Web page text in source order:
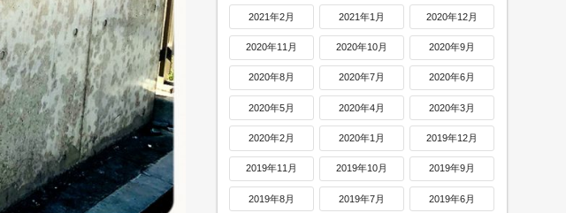
2021年2月 2021年1月 2020年12月
2020年11月 2020年10月 2020年9月
2020年8月 2020年7月 2020年6月
2020年5月 2020年4月 2020年3月
2020年2月 2020年1月 2019年12月
2019年11月 2019年10月 2019年9月
2019年8月 2019年7月 2019年6月